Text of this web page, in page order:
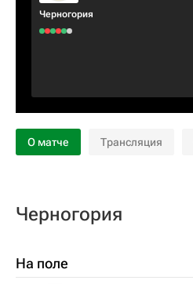
Черногория
О матче Трансляция
Черногория
На поле